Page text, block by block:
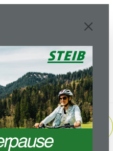
FILTERN